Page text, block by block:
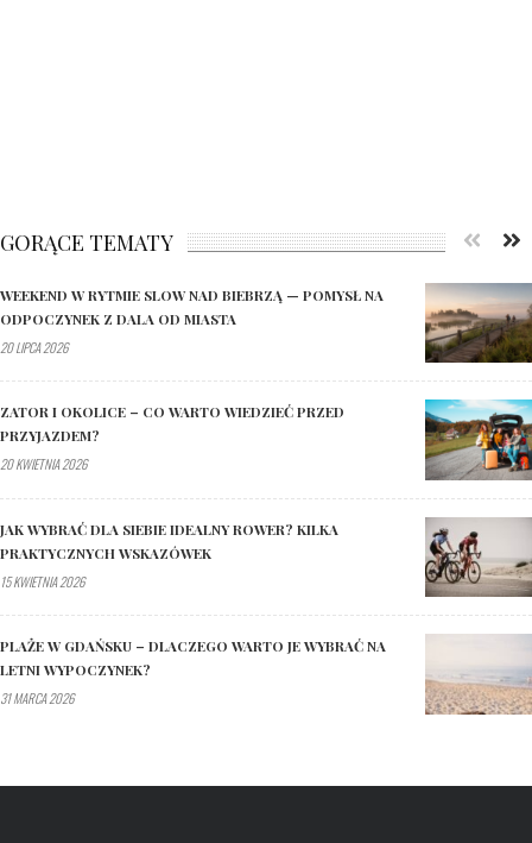
GORĄCE TEMATY
WEEKEND W RYTMIE SLOW NAD BIEBRZĄ — POMYSŁ NA
ODPOCZYNEK Z DALA OD MIASTA
20 LIPCA 2026
ZATOR I OKOLICE – CO WARTO WIEDZIEĆ PRZED
PRZYJAZDEM?
20 KWIETNIA 2026
JAK WYBRAĆ DLA SIEBIE IDEALNY ROWER? KILKA
PRAKTYCZNYCH WSKAZÓWEK
15 KWIETNIA 2026
PLAŻE W GDAŃSKU – DLACZEGO WARTO JE WYBRAĆ NA
LETNI WYPOCZYNEK?
31 MARCA 2026